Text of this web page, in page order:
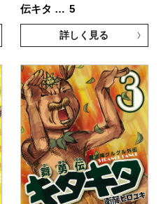
伝キタ … 5
詳しく見る